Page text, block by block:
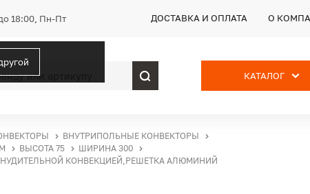
18:00, Пн-Пт ДОСТАВКА И ОПЛАТА О
КАТАЛОГ
ВНУТРИПОЛЬНЫЕ КОНВЕКТОРЫ
ВЫСОТА 75
ШИРИНА 300
КОНВЕКЦИЕЙ,РЕШЕТКА АЛЮМИНИЙ